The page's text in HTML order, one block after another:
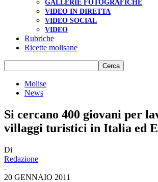
GALLERIE FOTOGRAFICHE
VIDEO IN DIRETTA
VIDEO SOCIAL
VIDEO
Rubriche
Ricette molisane
Molise
News
Si cercano 400 giovani per
villaggi turistici in Italia ed
Di
Redazione
-
20 GENNAIO 2011